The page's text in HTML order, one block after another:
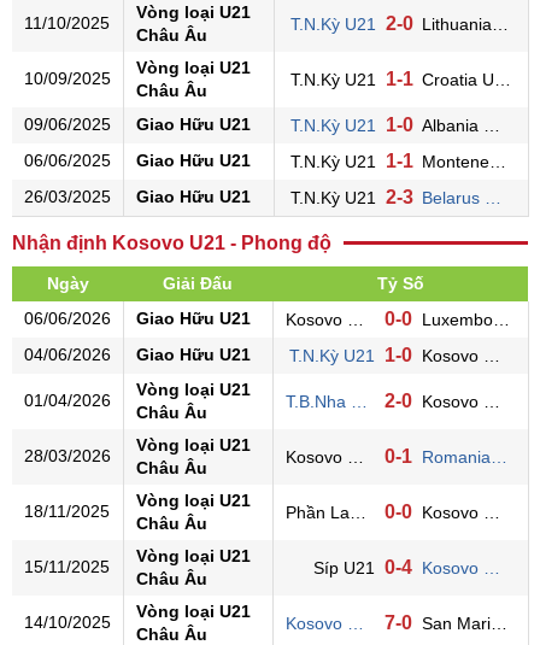
11/10/2025
Vòng loại U21
Châu Âu
T.N.Kỳ U21 2-0
10/09/2025
Vòng loại U21
Châu Âu
T.N.Kỳ U21 1-1
09/06/2025 Giao Hữu U21 T.N.Kỳ U21 1-0
06/06/2025
Giao Hữu U21 T.N.Kỳ U21 1-1
26/03/2025
Giao Hữu U21 T.N.Kỳ U21 2-3
Nhận định Kosovo U21 - Phong độ
Ngày Giải Đấu
Tỷ Số
06/06/2026
Giao Hữu U21 0-0
Luxembourg U21
04/06/2026
Giao Hữu U21 T.N.Kỳ U21 1-0
01/04/2026
Vòng loại U21
Châu Âu
2-0
28/03/2026
Vòng loại U21
Châu Âu
0-1
18/11/2025
Vòng loại U21
Châu Âu
0-0
15/11/2025
Vòng loại U21
Châu Âu
Síp U21 0-4
14/10/2025
Vòng loại U21
Châu Âu
7-0 San Marino U21